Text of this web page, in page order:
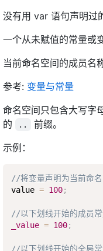
没有用 var 语句声明过
一个从未赋值的常量或
当前命名空间的成员名
参考: 变量与常量
命名空间只包含大写字
的
..
前缀。
示例：
//将变量声明为当前命
value = 100;
//以下划线开始的成员
_value = 100;
//以下划线开始的全局